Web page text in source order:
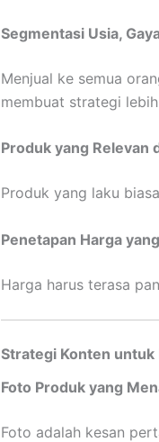
Segmentasi Usia,
Menjual ke semua
membuat strategi
Produk yang Relevan
Produk yang laku
Penetapan Harga
Harga harus terasa
Strategi Konten untuk
Foto Produk yang
Foto adalah kesan